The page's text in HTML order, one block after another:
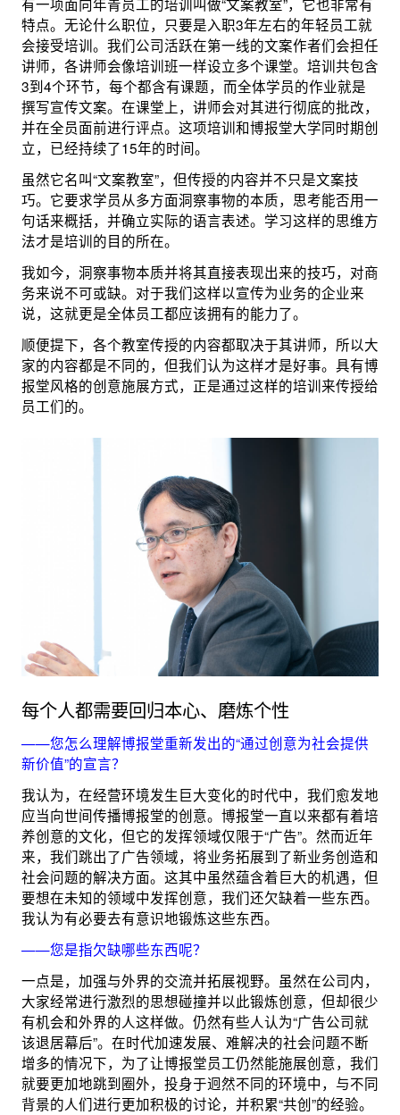
特点。无论什么职位，只要是入职3年左右的年轻员工就
会接受培训。我们公司活跃在第一线的文案作者们会担任
讲师，各讲师会像培训班一样设立多个课堂。培训共包含
3到4个环节，每个都含有课题，而全体学员的作业就是
撰写宣传文案。在课堂上，讲师会对其进行彻底的批改，
并在全员面前进行评点。这项培训和博报堂大学同时期创
立，已经持续了15年的时间。
虽然它名叫“文案教室”，但传授的内容并不只是文案技
巧。它要求学员从多方面洞察事物的本质，思考能否用一
句话来概括，并确立实际的语言表述。学习这样的思维方
法才是培训的目的所在。
我如今，洞察事物本质并将其直接表现出来的技巧，对商
务来说不可或缺。对于我们这样以宣传为业务的企业来
说，这就更是全体员工都应该拥有的能力了。
顺便提下，各个教室传授的内容都取决于其讲师，所以大
家的内容都是不同的，但我们认为这样才是好事。具有博
报堂风格的创意施展方式，正是通过这样的培训来传授给
员工们的。
每个人都需要回归本心、磨炼个性
——您怎么理解博报堂重新发出的“通过创意为社会提供
新价值”的宣言？
我认为，在经营环境发生巨大变化的时代中，我们愈发地
应当向世间传播博报堂的创意。博报堂一直以来都有着培
养创意的文化，但它的发挥领域仅限于“广告”。然而近年
来，我们跳出了广告领域，将业务拓展到了新业务创造和
社会问题的解决方面。这其中虽然蕴含着巨大的机遇，但
要想在未知的领域中发挥创意，我们还欠缺着一些东西。
我认为有必要去有意识地锻炼这些东西。
——您是指欠缺哪些东西呢？
一点是，加强与外界的交流并拓展视野。虽然在公司内，
大家经常进行激烈的思想碰撞并以此锻炼创意，但却很少
有机会和外界的人这样做。仍然有些人认为“广告公司就
该退居幕后”。在时代加速发展、难解决的社会问题不断
增多的情况下，为了让博报堂员工仍然能施展创意，我们
就要更加地跳到圈外，投身于迥然不同的环境中，与不同
背景的人们进行更加积极的讨论，并积累“共创”的经验。